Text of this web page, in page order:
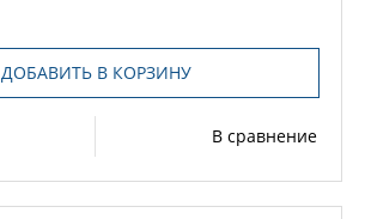
ДОБАВИТЬ В КОРЗИНУ
В сравнение